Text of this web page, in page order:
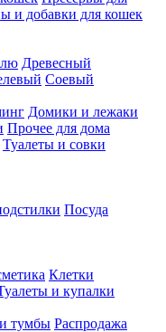
и добавки для кошек
Древесный
Соевый
Домики и лежаки
Прочее для дома
Туалеты и совки
Посуда
Клетки
и купалки
тумбы Распродажа